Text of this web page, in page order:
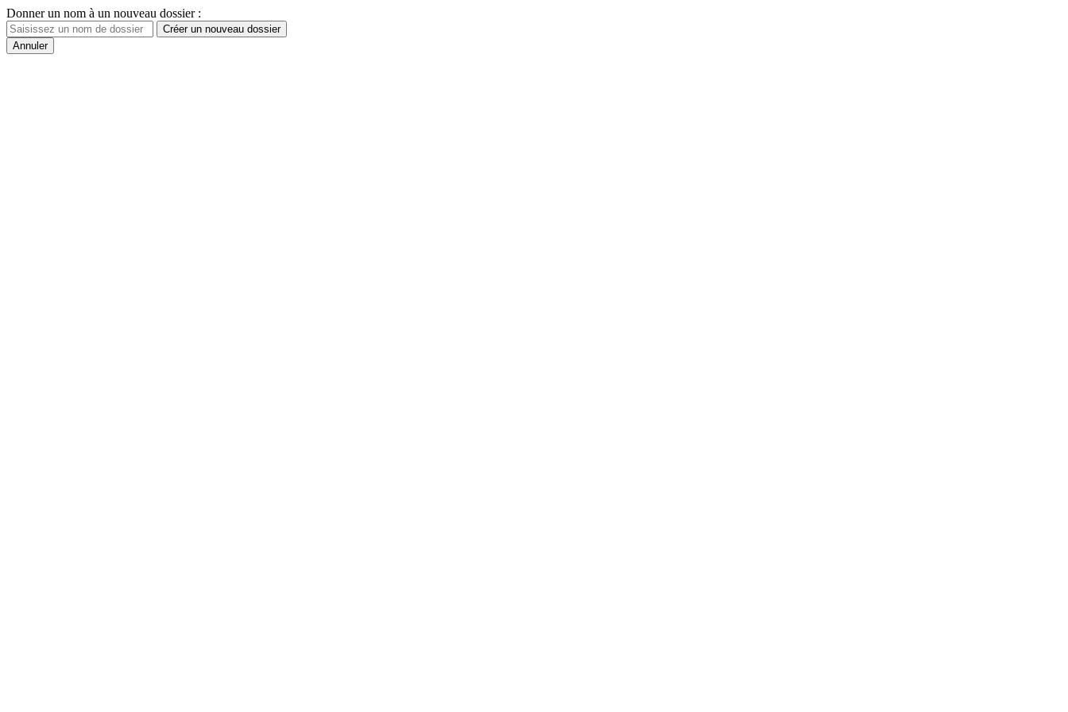
Donner un nom à un nouveau dossier :
Créer un nouveau dossier
Annuler